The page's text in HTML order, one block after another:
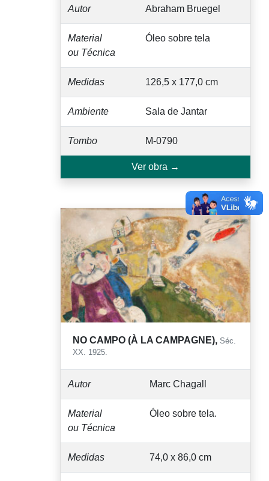
Autor Abraham Bruegel
Material
ou Técnica
Óleo sobre tela
Medidas 126,5 x 177,0 cm
Ambiente Sala de Jantar
Tombo M-0790
Ver obra →
NO CAMPO (À LA CAMPAGNE), Séc.
XX. 1925.
Autor Marc Chagall
Material
ou Técnica
Óleo sobre tela.
Medidas 74,0 x 86,0 cm